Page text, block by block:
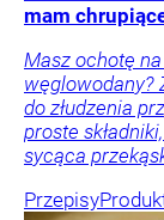
mam
Masz ochotę
węglowodany?
do złudzenia
proste
sycąca
Przepisy